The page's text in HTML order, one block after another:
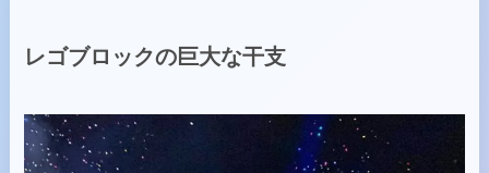
レゴブロックの巨大な干支